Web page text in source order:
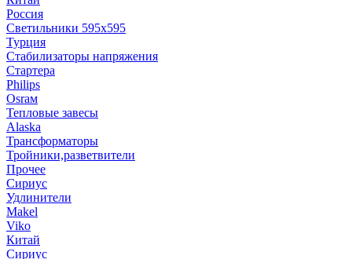
Россия
Светильники 595х595
Турция
Стабилизаторы напряжения
Стартера
Philips
Оsrам
Тепловые завесы
Alaska
Трансформаторы
Тройники,разветвители
Прочее
Сириус
Удлинители
Makel
Viko
Китай
Сириус